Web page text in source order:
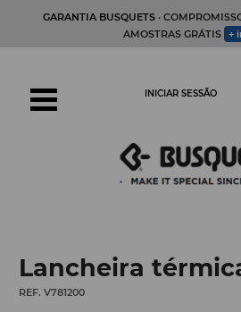
GARANTIA BUSQUETS·
AMOSTRAS GRÁTIS +
INICIAR SESSÃO
Lancheira
REF. V781200